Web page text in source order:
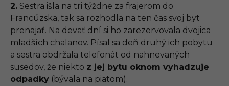
2. Sestra išla na tri týždne za frajerom do
Francúzska, tak sa rozhodla na ten čas svoj byt
prenajať. Na deväť dní si ho zarezervovala dvojica
mladších chalanov. Písal sa deň druhý ich pobytu
a sestra obdržala telefonát od nahnevaných
susedov, že niekto z jej bytu oknom vyhadzuje
odpadky (bývala na piatom).